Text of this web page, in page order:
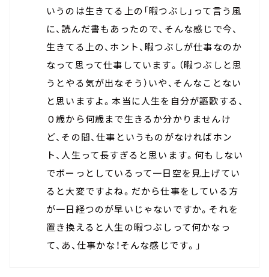
いうのは生きてる上の「暇つぶし」って言う風
に、読んだ書もあったので、そんな感じで今、
生きてる上の、ホント、暇つぶしが仕事なのか
なって思って仕事しています。（暇つぶしと思
うとやる気が出なそう）いや、そんなことない
と思いますよ。本当に人生を自分が謳歌する、
０歳から何歳まで生きるか分かりませんけ
ど、その間、仕事というものがなければホン
ト、人生って長すぎると思います。何もしない
でボーっとしているって一日空を見上げてい
ると大変ですよね。だから仕事をしている方
が一日経つのが早いじゃないですか。それを
置き換えると人生の暇つぶしって何かなっ
て、あ、仕事かな！そんな感じです。」